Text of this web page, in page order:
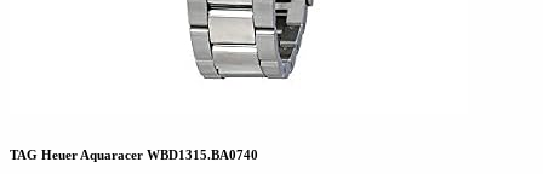
TAG Heuer Aquaracer WBD1315.BA0740